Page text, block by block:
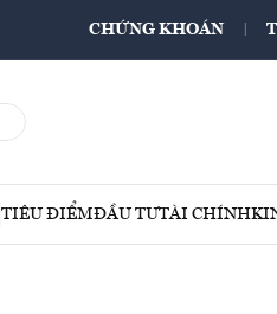
CHỨNG KHOÁN
TIÊU ĐIỂMĐẦU TƯTÀI CHÍNH